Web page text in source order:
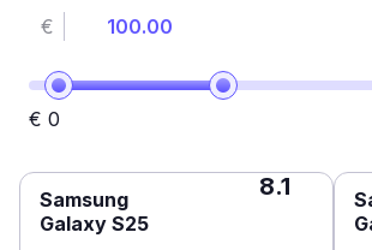
€
€ 0
Samsung
Galaxy S25
8.1